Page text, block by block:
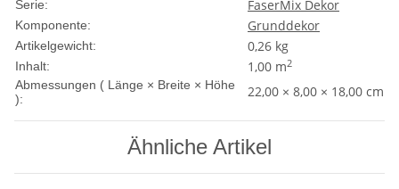
Serie: FaserMix Dekor
Komponente: Grunddekor
Artikelgewicht: 0,26 kg
Inhalt: 1,00 m2
Abmessungen ( Länge × Breite × Höhe
):
22,00 × 8,00 × 18,00 cm
Ähnliche Artikel